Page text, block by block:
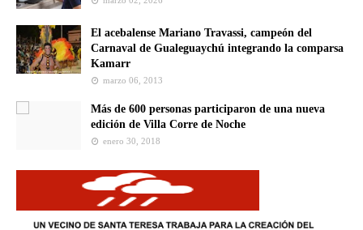
El acebalense Mariano Travassi, campeón del
Carnaval de Gualeguaychú integrando la comparsa
Kamarr
marzo 06, 2013
Más de 600 personas participaron de una nueva
edición de Villa Corre de Noche
enero 30, 2018